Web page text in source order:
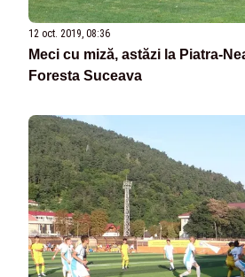
12 oct. 2019, 08:36
Meci cu miză, astăzi la Piatra-
Foresta Suceava